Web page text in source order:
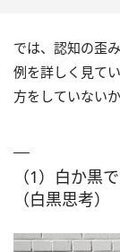
では、認知の歪
例を詳しく見て
方をしていない
（1）白か黒
（白黒思考）